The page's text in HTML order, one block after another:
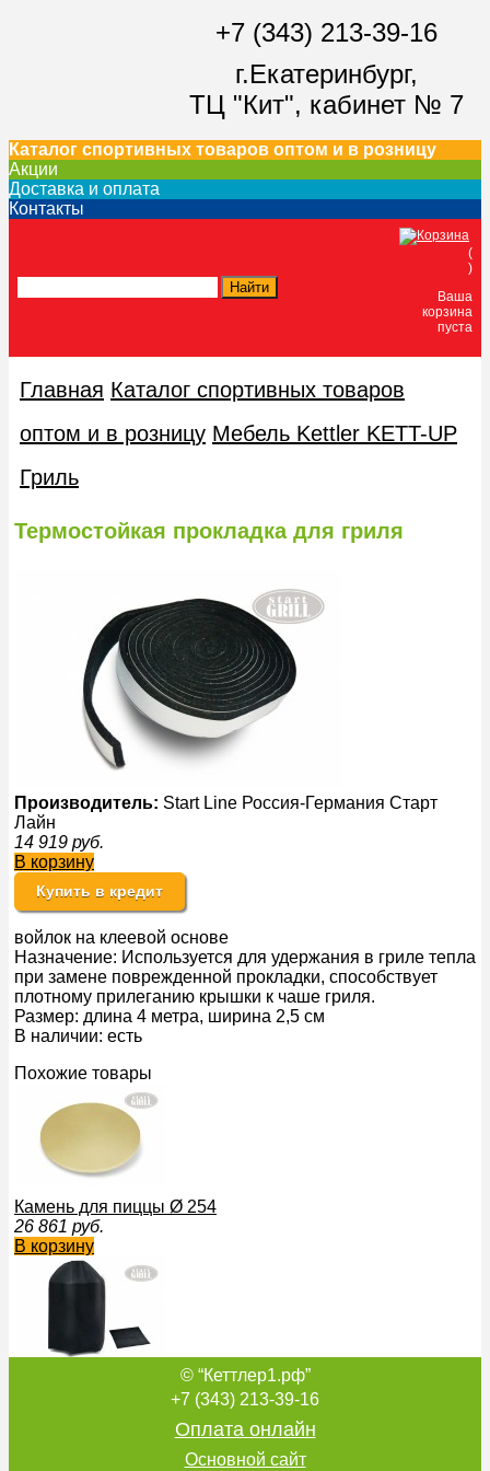
+7 (343) 213-39-16
г.Екатеринбург,
ТЦ "Кит", кабинет № 7
Каталог спортивных товаров оптом и в розницу
Акции
Доставка и оплата
Контакты
(
)
Ваша
корзина
пуста
Главная Каталог спортивных товаров
оптом и в розницу Мебель Kettler KETT-UP
Гриль
Термостойкая прокладка для гриля
Производитель: Start Line Россия-Германия Старт
Лайн
14 919 руб.
В корзину
Купить в кредит
войлок на клеевой основе
Назначение: Используется для удержания в гриле тепла
при замене поврежденной прокладки, способствует
плотному прилеганию крышки к чаше гриля.
Размер: длина 4 метра, ширина 2,5 см
В наличии: есть
Похожие товары
Камень для пиццы Ø 254
26 861 руб.
В корзину
© “Кеттлер1.рф”
+7 (343) 213-39-16
Оплата онлайн
Основной сайт